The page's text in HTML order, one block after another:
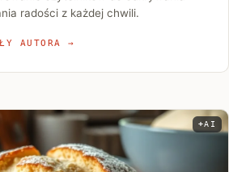
radości z każdej chwili.
AUTORA →
AI